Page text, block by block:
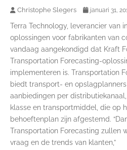
Christophe Slegers januari 31,
Terra Technology, leverancier van
oplossingen voor fabrikanten van
vandaag aangekondigd dat Kraft
Transportation Forecasting-
implementeren is. Transportation
biedt transport- en
aanbiedingen per
klasse en transportmiddel, die op
behoeftenplan zijn afgestemd.
Transportation Forecasting zullen
vraag en de trends van klanten,”